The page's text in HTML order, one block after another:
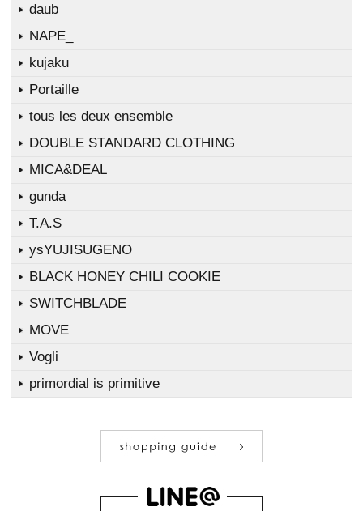
daub
NAPE_
kujaku
Portaille
tous les deux ensemble
DOUBLE STANDARD CLOTHING
MICA&DEAL
gunda
T.A.S
ysYUJISUGENO
BLACK HONEY CHILI COOKIE
SWITCHBLADE
MOVE
Vogli
primordial is primitive